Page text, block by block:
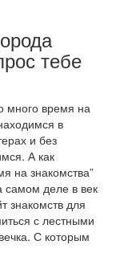
тебе
много время на
в
и без
А как
на знакомства”
самом деле в век
знакомств для
с лестными
С которым